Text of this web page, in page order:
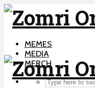
MEMES
MEDIA
MERCH